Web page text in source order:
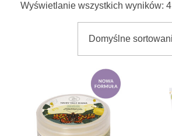
GDZIE KUPIĆ
KONTAKT
Wyświetlanie wszystkich wyników: 4